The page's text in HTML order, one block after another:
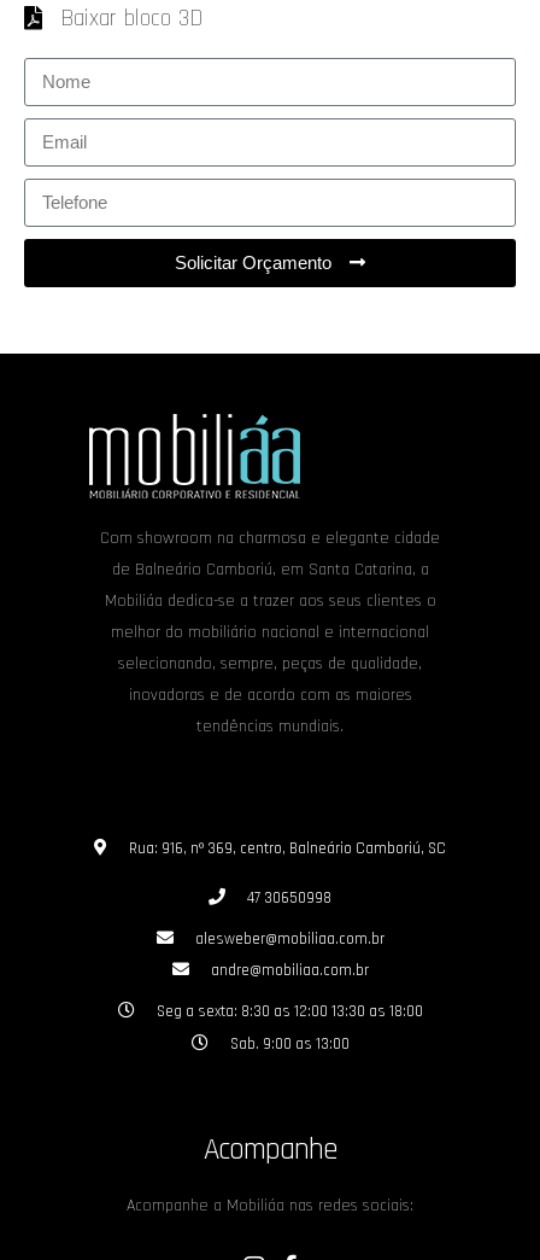
Baixar bloco 3D
Solicitar Orçamento
Com showroom na charmosa e elegante cidade
de Balneário Camboriú, em Santa Catarina, a
Mobiliáa dedica-se a trazer aos seus clientes o
melhor do mobiliário nacional e internacional
selecionando, sempre, peças de qualidade,
inovadoras e de acordo com as maiores
tendências mundiais.
Rua: 916, nº 369, centro, Balneário Camboriú, SC
47 30650998
alesweber@mobiliaa.com.br
andre@mobiliaa.com.br
Seg a sexta: 8:30 as 12:00 13:30 as 18:00
Sab. 9:00 as 13:00
Acompanhe
Acompanhe a Mobiliáa nas redes sociais: